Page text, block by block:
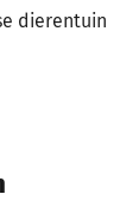
dierentuin